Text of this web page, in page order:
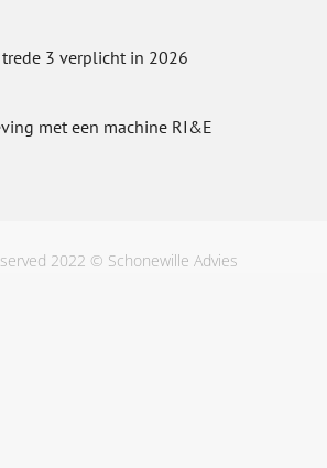
3 verplicht in 2026
met een machine RI&E
2022 © Schonewille Advies